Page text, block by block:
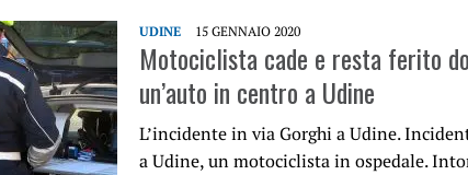
UDINE 15 GENNAIO 2020
Motociclista cade e resta ferito
un’auto in centro a Udine
L’incidente in via Gorghi a Udine.
a Udine, un motociclista in ospedale.